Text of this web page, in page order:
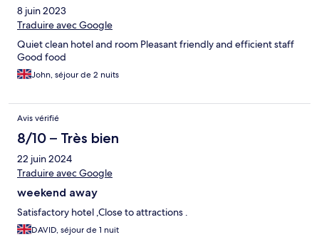
8 juin 2023
Traduire avec Google
Quiet clean hotel and room Pleasant friendly and efficient staff
Good food
John, séjour de 2 nuits
Avis vérifié
8/10 – Très bien
22 juin 2024
Traduire avec Google
weekend away
Satisfactory hotel ,Close to attractions .
DAVID, séjour de 1 nuit